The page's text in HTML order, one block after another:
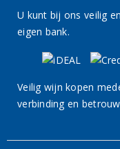
U kunt bij ons veilig
eigen bank.
Veilig wijn kopen
verbinding en